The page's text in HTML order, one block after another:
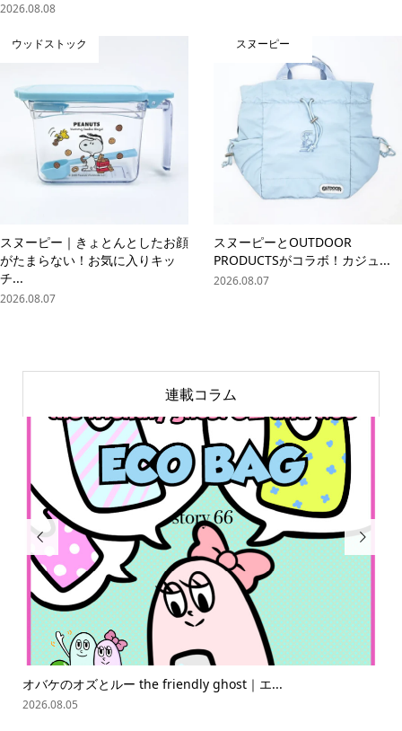
2026.08.08
ウッドストック
スヌーピー｜きょとんとしたお顔
がたまらない！お気に入りキッ
チ...
2026.08.07
スヌーピー
スヌーピーとOUTDOOR
PRODUCTSがコラボ！カジュ...
2026.08.07
連載コラム

スピリチュアリちゃんの世界星占い ハワイ編
2026.08.08
